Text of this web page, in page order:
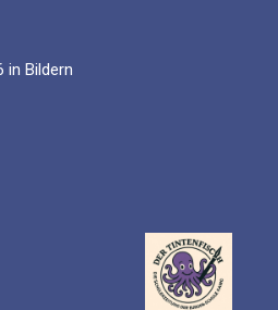
in Bildern